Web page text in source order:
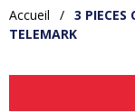
Accueil / 3 PIECES
TELEMARK